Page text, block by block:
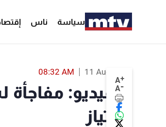
سياسة ناس
A+
A-
11 Aug 2017
08:32 AM
بالفيديو:
بإمتياز